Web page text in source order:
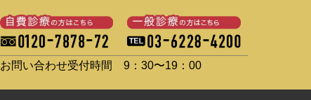
お問い合わせ受付時間 9：30〜19：00